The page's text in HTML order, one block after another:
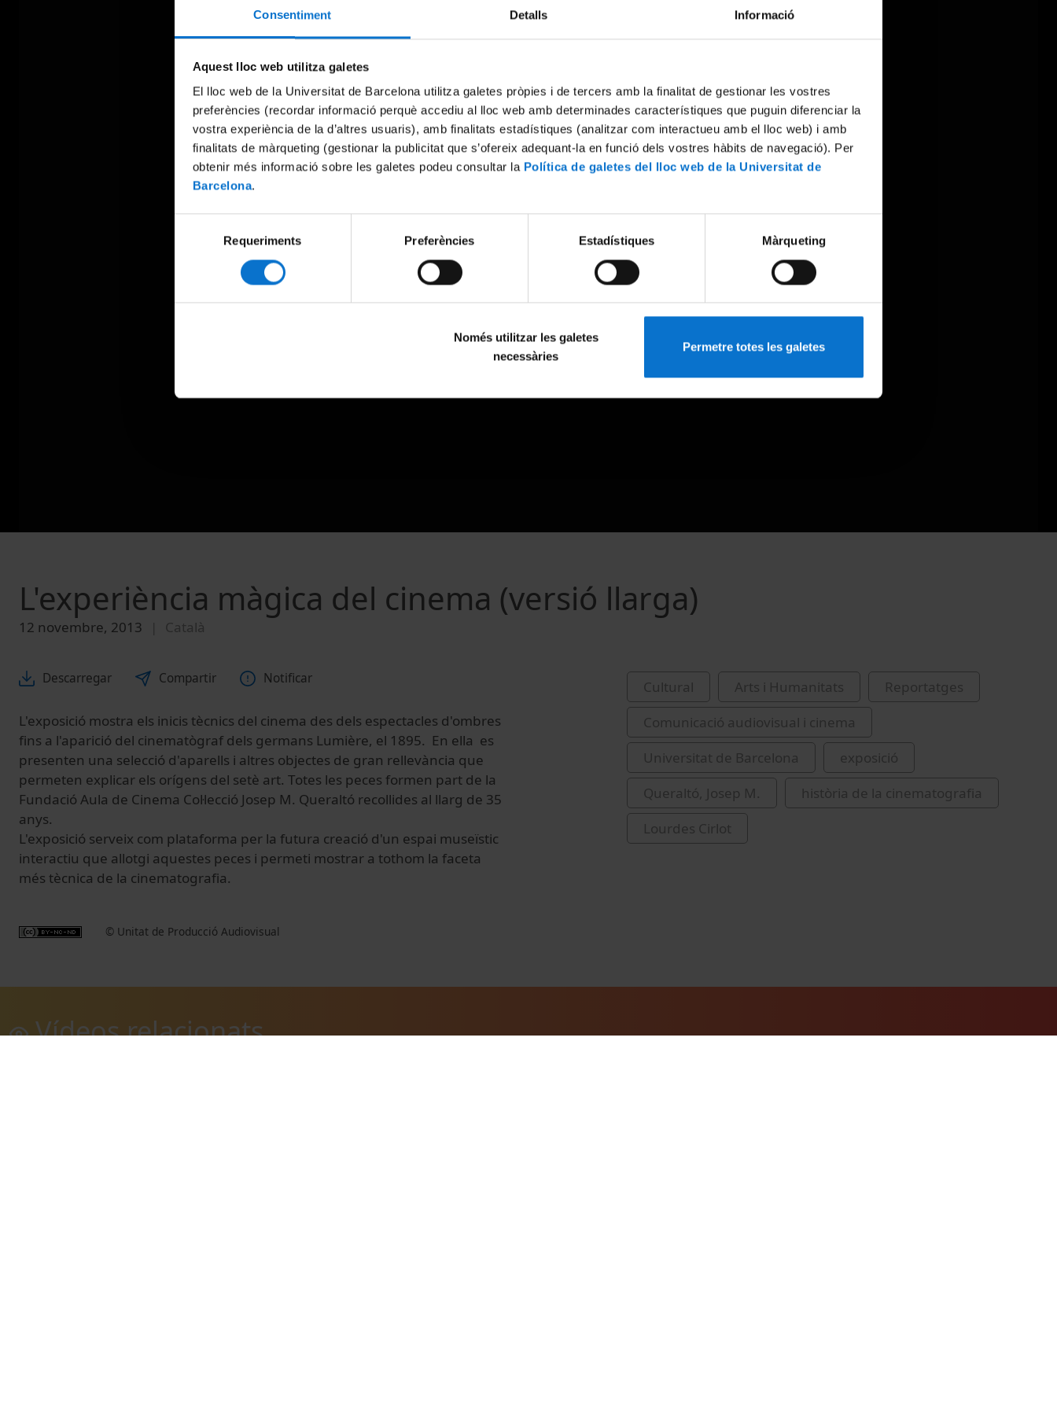
Consentiment Detalls Informació
Aquest lloc web utilitza galetes
El lloc web de la Universitat de Barcelona utilitza galetes pròpies i de tercers amb la finalitat de gestionar les vostres
preferències (recordar informació perquè accediu al lloc web amb determinades característiques que puguin diferenciar la
vostra experiència de la d’altres usuaris), amb finalitats estadístiques (analitzar com interactueu amb el lloc web) i amb
finalitats de màrqueting (gestionar la publicitat que s’ofereix adequant-la en funció dels vostres hàbits de navegació). Per
obtenir més informació sobre les galetes podeu consultar la Política de galetes del lloc web de la Universitat de
Barcelona.
Requeriments Preferències Estadístiques Màrqueting
Només utilitzar les galetes
necessàries
Permetre totes les galetes
L'experiència màgica del cinema (versió llarga)
12 novembre, 2013 Català
Descarregar Compartir Notificar
L'exposició mostra els inicis tècnics del cinema des dels espectacles d'ombres
fins a l'aparició del cinematògraf dels germans Lumière, el 1895. En ella es
presenten una selecció d'aparells i altres objectes de gran rellevància que
permeten explicar els orígens del setè art. Totes les peces formen part de la
Fundació Aula de Cinema Col·lecció Josep M. Queraltó recollides al llarg de 35
anys.
L'exposició serveix com plataforma per la futura creació d'un espai museïstic
interactiu que allotgi aquestes peces i permeti mostrar a tothom la faceta
més tècnica de la cinematografia.
© Unitat de Producció Audiovisual
Cultural Arts i Humanitats
Reportatges
Comunicació audiovisual i cinema
Universitat de Barcelona
exposició
Queraltó, Josep M.
història de la cinematografia
Lourdes Cirlot
Vídeos relacionats